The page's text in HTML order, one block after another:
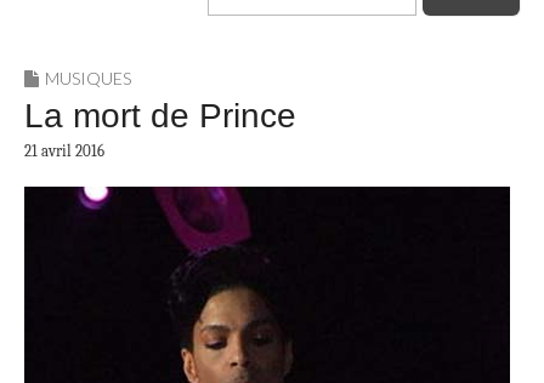
MUSIQUES
La mort de Prince
21 avril 2016